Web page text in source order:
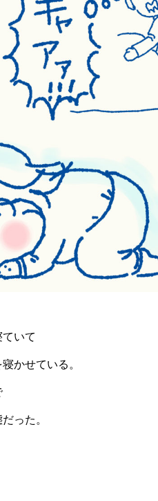
いて
かせている。
った。